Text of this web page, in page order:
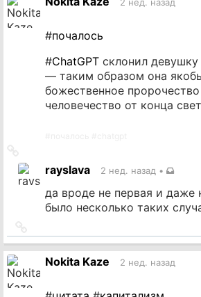
#почалось
#ChatGPT склонил
— таким образом она
божественное
человечество от конца
на
источникrayslava 2 нед. назад •
да вроде не первая и даже
было несколько таких
на
источник
Nokita Kaze 2 нед. назад